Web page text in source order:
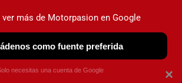
NUEVO
ELÉCTRICOS OBSERVATORIO ×
ver más de Motorpasion en Google
como fuente preferida
necesitas una cuenta de Google